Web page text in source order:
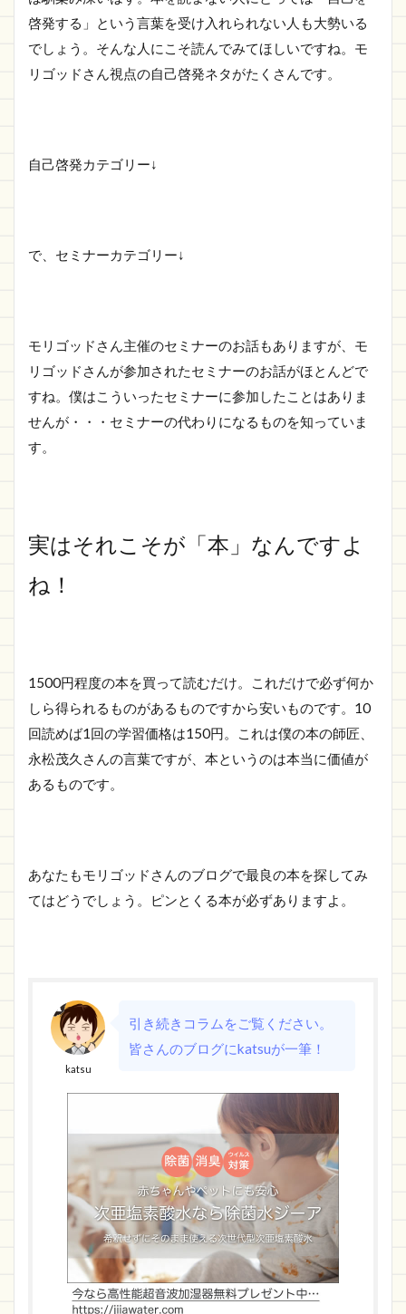
啓発する」という言葉を受け入れられない人も大勢いる
でしょう。そんな人にこそ読んでみてほしいですね。モ
リゴッドさん視点の自己啓発ネタがたくさんです。
自己啓発カテゴリー↓
で、セミナーカテゴリー↓
モリゴッドさん主催のセミナーのお話もありますが、モ
リゴッドさんが参加されたセミナーのお話がほとんどで
すね。僕はこういったセミナーに参加したことはありま
せんが・・・セミナーの代わりになるものを知っていま
す。
実はそれこそが「本」なんですよ
ね！
1500円程度の本を買って読むだけ。これだけで必ず何か
しら得られるものがあるものですから安いものです。10
回読めば1回の学習価格は150円。これは僕の本の師匠、
永松茂久さんの言葉ですが、本というのは本当に価値が
あるものです。
あなたもモリゴッドさんのブログで最良の本を探してみ
てはどうでしょう。ピンとくる本が必ずありますよ。
katsu
引き続きコラムをご覧ください。
皆さんのブログにkatsuが一筆！